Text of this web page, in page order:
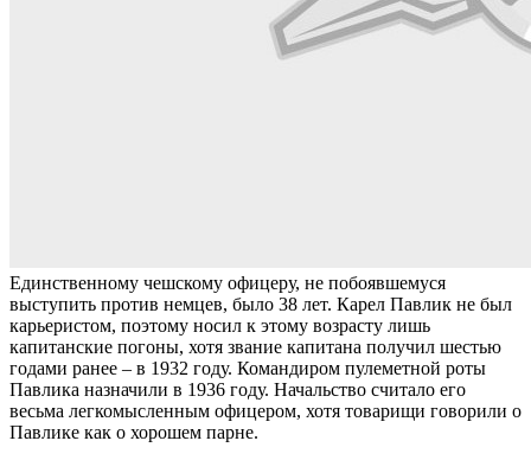
Единственному чешскому офицеру, не побоявшемуся
выступить против немцев, было 38 лет. Карел Павлик не был
карьеристом, поэтому носил к этому возрасту лишь
капитанские погоны, хотя звание капитана получил шестью
годами ранее – в 1932 году. Командиром пулеметной роты
Павлика назначили в 1936 году. Начальство считало его
весьма легкомысленным офицером, хотя товарищи говорили о
Павлике как о хорошем парне.